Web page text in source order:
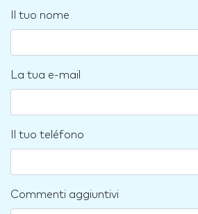
Il tuo nome
La tua e-mail
Il tuo teléfono
Commenti aggiuntivi